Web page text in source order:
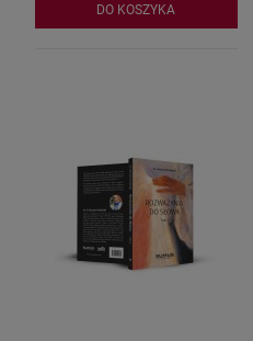
DO KOSZYKA